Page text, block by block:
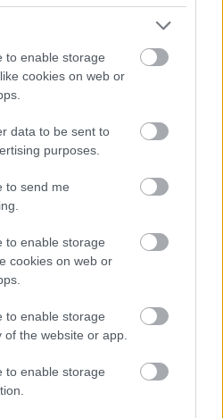
to enable storage
cookies on web or
data to be sent to
purposes.
to send me
to enable storage
cookies on web or
to enable storage
the website or app.
to enable storage
μεταμόσχευσης
αντί για πατατάκια
στο Discover